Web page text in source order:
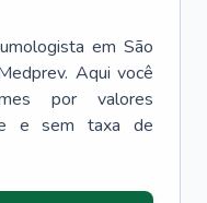
em São
Aqui você
por valores
e sem taxa de